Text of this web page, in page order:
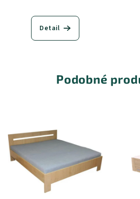
Detail
Podobné